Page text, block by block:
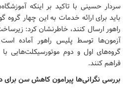
سردار حسینی با تاکید بر اینکه
باید برای ارائه خدمات به این چهار
راهور ارسال کنند، خاطرنشان کرد:
آزمون‌ها توسط پلیس راهور آماده
فراهم کنند.
بررسی نگرانی‌ها پیرامون کاهش سن برای